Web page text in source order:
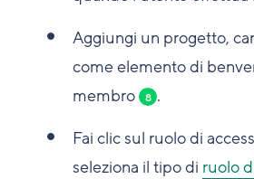
Aggiungi un progetto,
come elemento di
membro
8 .
Fai clic sul ruolo di
seleziona il tipo di ruolo